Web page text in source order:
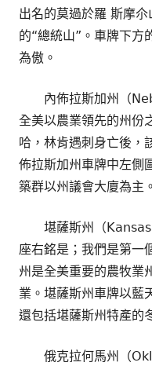
出名的莫過於羅 斯摩
的“總統山”。車牌下方
為傲。
內佈拉斯加州（
全美以農業領先的州份
哈，林肯遇刺身亡後，
佈拉斯加州車牌中左側
築群以州議會大廈為主。
堪薩斯州（Kansas
座右銘是；我們是第一
州是全美重要的農牧業
業。堪薩斯州車牌以藍
還包括堪薩斯州特產的
俄克拉何馬州（